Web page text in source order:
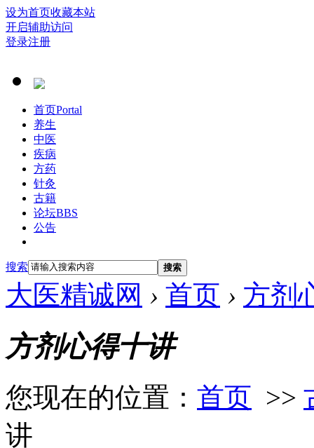
设为首页收藏本站
开启辅助访问
登录注册
首页Portal
养生
中医
疾病
方药
针灸
古籍
论坛BBS
公告
搜索 搜索
大医精诚网 › 首页 › 方剂
方剂心得十讲
您现在的位置： 首页 >>
讲